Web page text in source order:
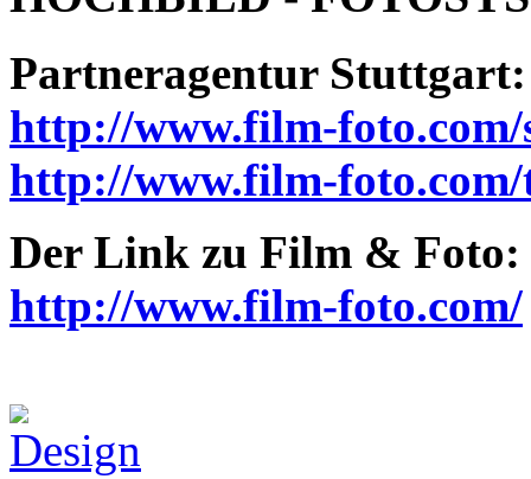
Partneragentur Stuttgart:
http://www.film-
http://www.film-
Der Link zu Film & Foto:
http://www.film-foto.com/